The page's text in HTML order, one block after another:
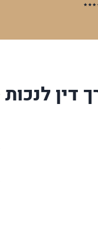
דין לנכות